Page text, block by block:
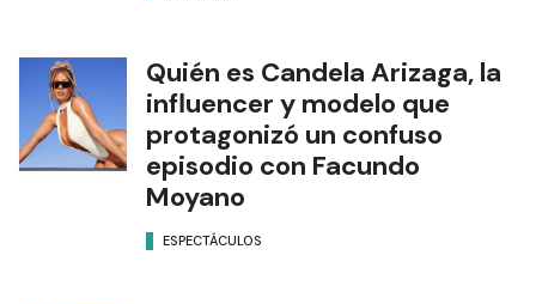
Quién es Candela Arizaga, la
influencer y modelo que
protagonizó un confuso
episodio con Facundo
Moyano
ESPECTÁCULOS